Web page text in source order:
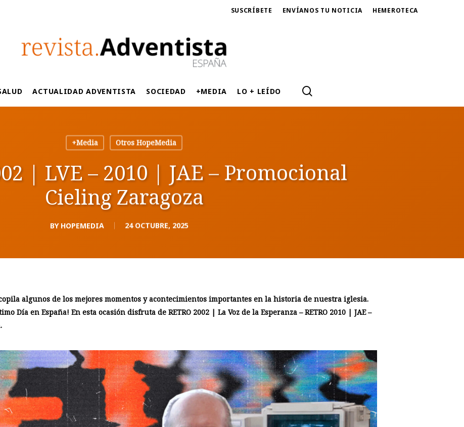
SUSCRÍBETE ENVÍANOS TU NOTICIA HEMEROTECA
ACTUALIDAD ADVENTISTA SOCIEDAD +MEDIA LO + LEÍDO
+Media Otros HopeMedia
| LVE – 2010 | JAE – Promocional
Cieling Zaragoza
BY HOPEMEDIA 24 OCTUBRE, 2025
algunos de los mejores momentos y acontecimientos importantes en la historia de nuestra iglesia.
Día en España! En esta ocasión disfruta de RETRO 2002 | La Voz de la Esperanza – RETRO 2010 | JAE –